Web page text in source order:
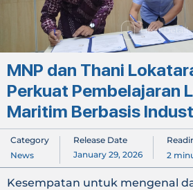
MNP dan Thani
Perkuat Pembelajaran
Maritim Berbasis
Category
News
Release Date
January 29, 2026
2
Kesempatan untuk mengenal